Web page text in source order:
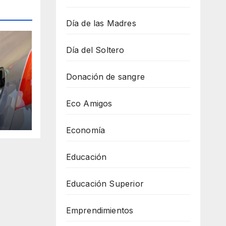
Día de las Madres
Día del Soltero
Donación de sangre
Eco Amigos
Economía
Educación
Educación Superior
Emprendimientos